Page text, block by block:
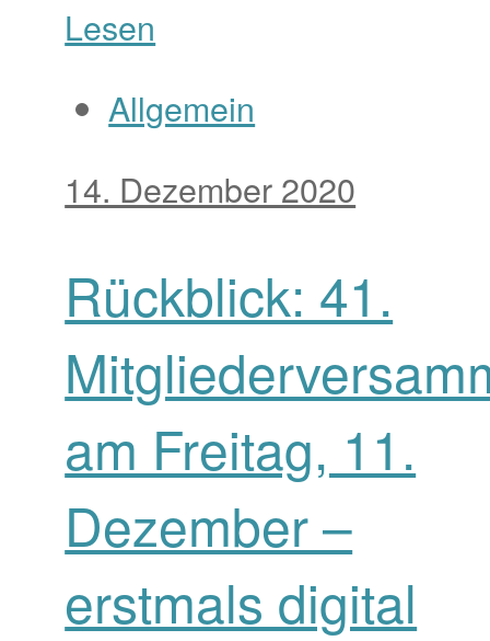
Lesen
Allgemein
14. Dezember 2020
Rückblick: 41.
am Freitag, 11.
Dezember –
erstmals digital